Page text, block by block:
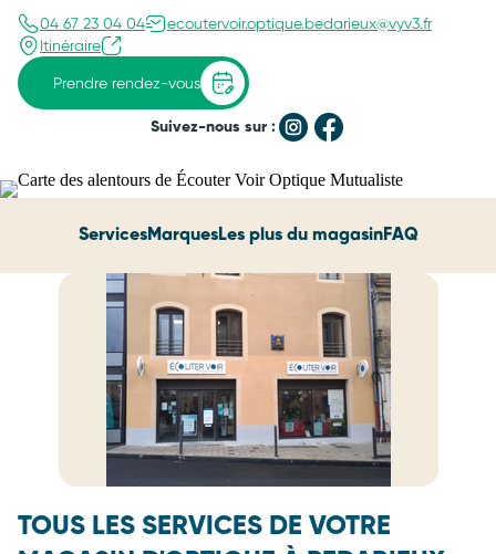
04 67 23 04 04
ecoutervoir.optique.bedarieux@vyv3.fr
Itinéraire
Prendre rendez-vous
Suivez-nous sur :
ServicesMarquesLes plus du magasinFAQ
TOUS LES SERVICES DE VOTRE